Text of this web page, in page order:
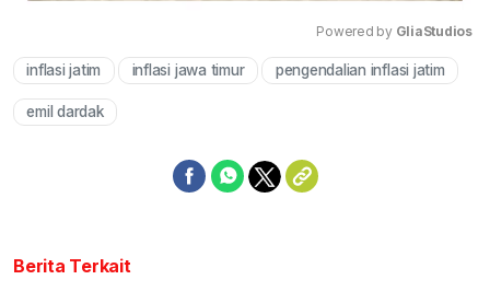
Mute
Powered by GliaStudios
inflasi jatim inflasi jawa timur pengendalian inflasi jatim
emil dardak
Berita Terkait